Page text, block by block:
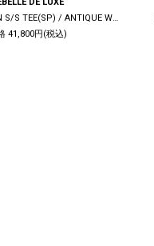
KURT D. COBAIN S/S TEE(SP) / ANTIQUE WHITE
41,800円(税込)